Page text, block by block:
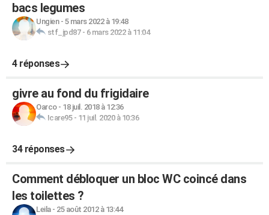
bacs legumes
Ungien- 5 mars 2022 à 19:48
stf_jpd87- 6 mars 2022 à 11:04
4 réponses
givre au fond du frigidaire
Oarco- 18 juil. 2018 à 12:36
Icare95- 11 juil. 2020 à 10:36
34 réponses
Comment débloquer un bloc WC coincé dans
les toilettes ?
Leila- 25 août 2012 à 13:44